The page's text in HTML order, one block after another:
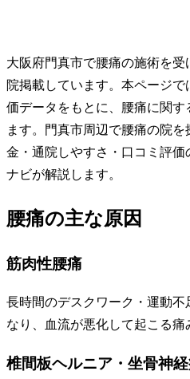
大阪府門真市で腰痛の施術を
院掲載しています。本ページ
価データをもとに、腰痛に関
ます。門真市周辺で腰痛の院
金・通院しやすさ・口コミ評
ナビが解説します。
腰痛の主な原因
筋肉性腰痛
長時間のデスクワーク・運動不
なり、血流が悪化して起こる痛
椎間板ヘルニア・坐骨神